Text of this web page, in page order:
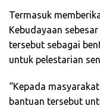
Termasuk
Kebudayaan
tersebut sebagai
untuk pelestarian
“Kepada
bantuan tersebut